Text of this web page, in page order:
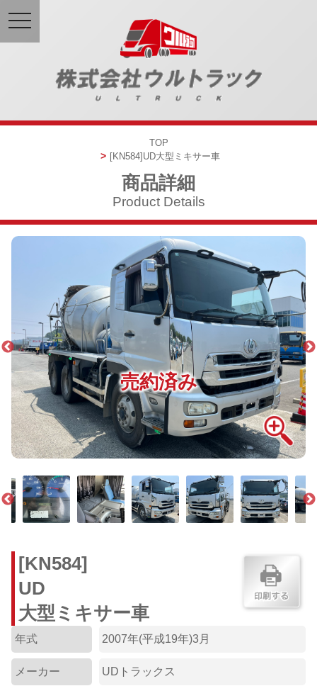
TOP
[KN584]UD大型ミキサー車
商品詳細
Product Details
売約済み
[KN584]
UD
大型ミキサー車
年式 2007年(平成19年)3月
メーカー UDトラックス
toggle
navigation